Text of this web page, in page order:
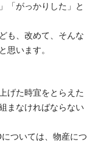
「がっかりした」と
も、改めて、そんな
思います。
げた時宜をとらえた
まなければならない
ついては、物産につ